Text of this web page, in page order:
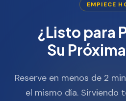
EMPIECE
¿Listo para
Su
Reserve en menos de 2
el mismo día. Sirviendo